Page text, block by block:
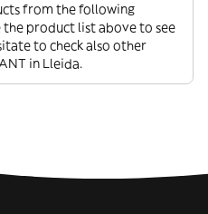
from the following
the product list above to see
to check also other
in Lleida.